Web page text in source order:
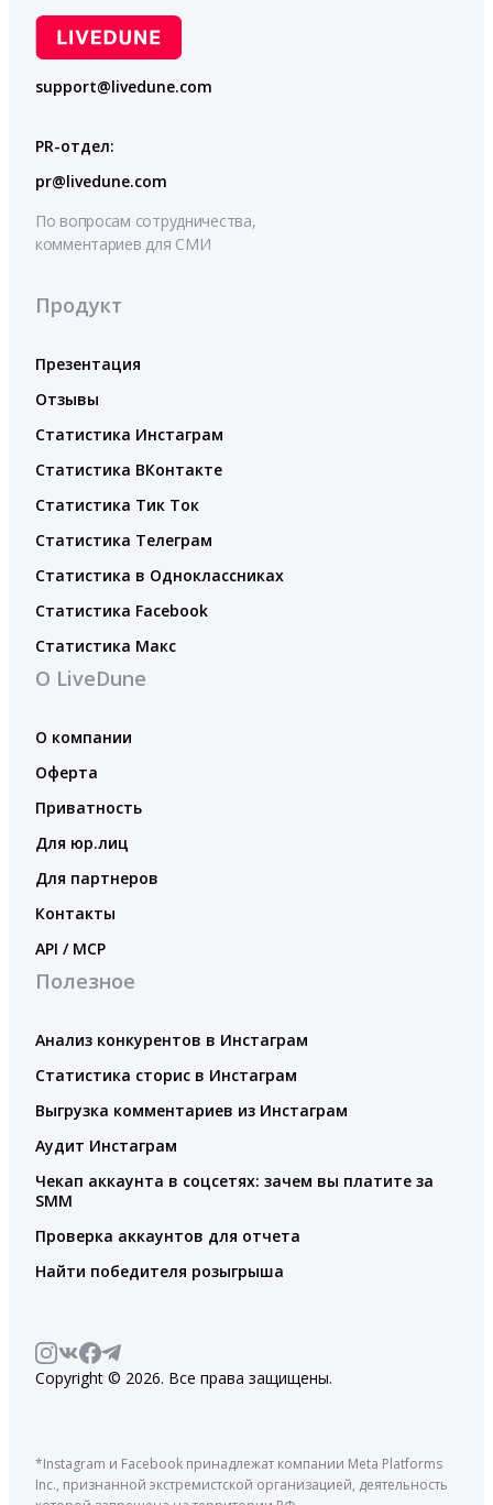
support@livedune.com
PR-отдел:
pr@livedune.com
По вопросам сотрудничества,
комментариев для СМИ
Продукт
Презентация
Отзывы
Статистика Инстаграм
Статистика ВКонтакте
Статистика Тик Ток
Статистика Телеграм
Статистика в Одноклассниках
Статистика Facebook
Статистика Макс
О LiveDune
О компании
Оферта
Приватность
Для юр.лиц
Для партнеров
Контакты
API / MCP
Полезное
Анализ конкурентов в Инстаграм
Статистика сторис в Инстаграм
Выгрузка комментариев из Инстаграм
Аудит Инстаграм
Чекап аккаунта в соцсетях: зачем вы платите за
SMM
Проверка аккаунтов для отчета
Найти победителя розыгрыша
Copyright © 2026. Все права защищены.
*Instagram и Facebook принадлежат компании Meta Platforms
Inc., признанной экстремистской организацией, деятельность